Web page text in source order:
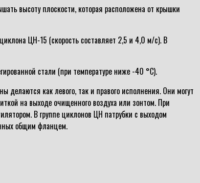
высоту плоскости, которая расположена от крышки
ЦН-15 (скорость составляет 2,5 и 4,0 м/с). В
стали (при температуре ниже -40 °С).
как левого, так и правого исполнения. Они могут
на выходе очищенного воздуха или зонтом. При
В группе циклонов ЦН патрубки с выходом
общим фланцем.